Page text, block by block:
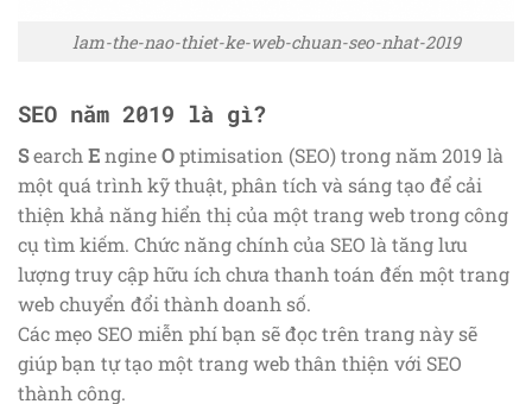
lam-the-nao-thiet-ke-web-chuan-seo-nhat-2019
SEO năm 2019 là gì?
Search EngineOptimisation (SEO) trong năm 2019 là
một quá trình kỹ thuật, phân tích và sáng tạo để cải
thiện khả năng hiển thị của một trang web trong công
cụ tìm kiếm. Chức năng chính của SEO là tăng lưu
lượng truy cập hữu ích chưa thanh toán đến một trang
web chuyển đổi thành doanh số.
Các mẹo SEO miễn phí bạn sẽ đọc trên trang này sẽ
giúp bạn tự tạo một trang web thân thiện với SEO
thành công.